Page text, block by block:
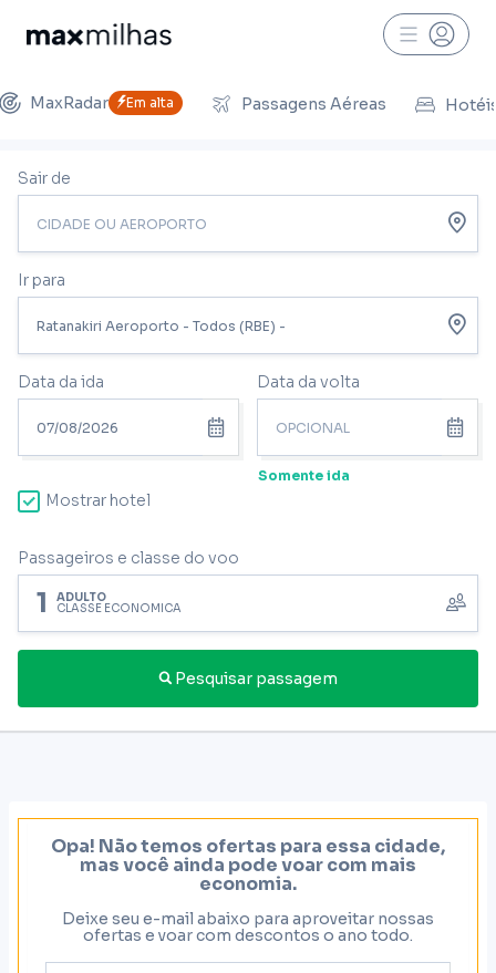
MaxRadar Em alta Passagens Aéreas
Sair de
Ir para
Data da ida Data da volta
Somente ida
Mostrar hotel
Passageiros e classe do voo
1 ADULTO
CLASSE ECONÔMICA
Pesquisar passagem
Opa! Não temos ofertas para essa cidade,
mas você ainda pode voar com mais
economia.
Deixe seu e-mail abaixo para aproveitar nossas
ofertas e voar com descontos o ano todo.